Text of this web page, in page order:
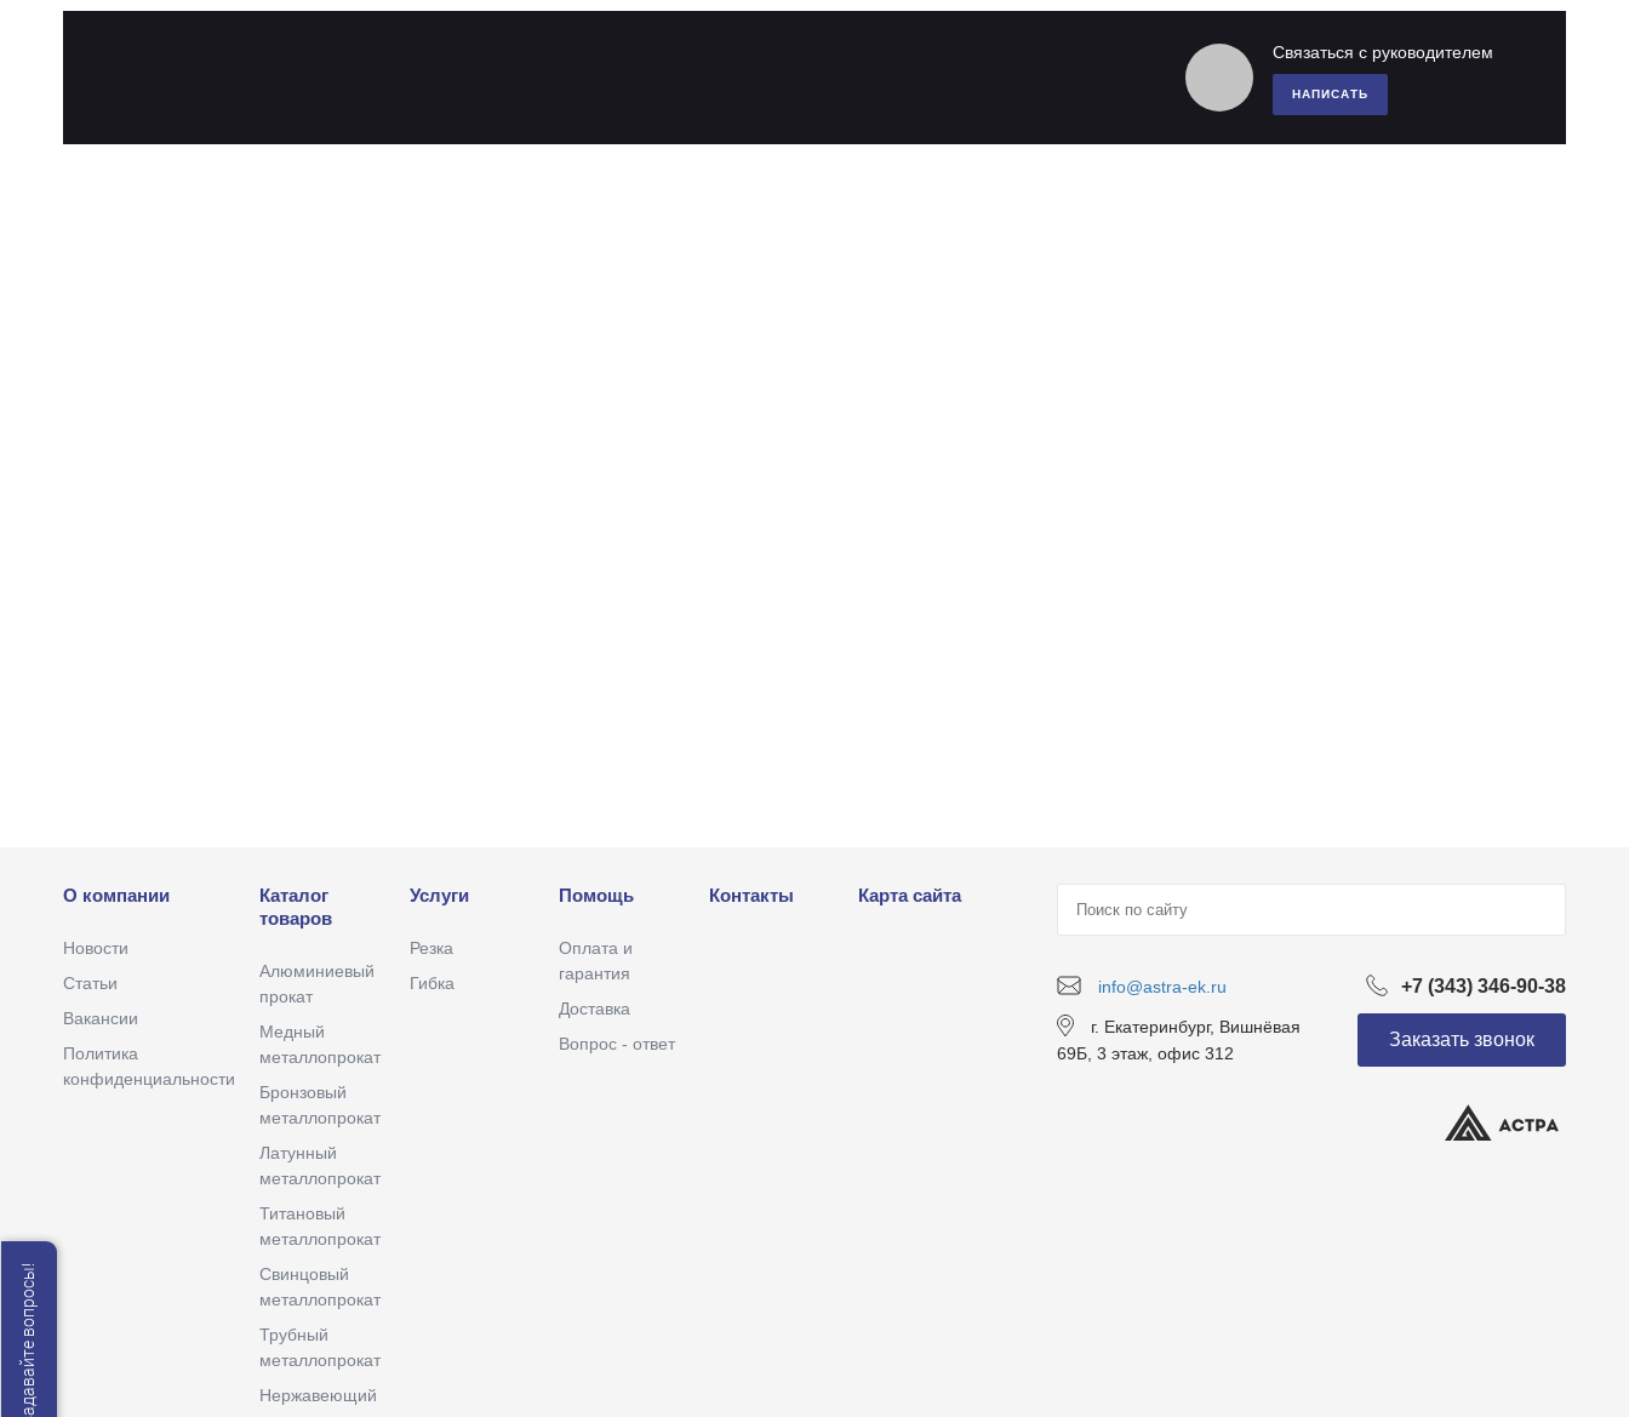
Связаться с руководителем
НАПИСАТЬ
О компании
Новости
Статьи
Вакансии
Политика
конфиденциальности
Каталог
товаров
Алюминиевый
прокат
Медный
металлопрокат
Бронзовый
металлопрокат
Латунный
металлопрокат
Титановый
металлопрокат
Свинцовый
металлопрокат
Трубный
металлопрокат
Нержавеющий
Услуги
Резка
Гибка
Помощь
Оплата и
гарантия
Доставка
Вопрос - ответ
Контакты Карта сайта
info@astra-ek.ru +7 (343) 346-90-38
г. Екатеринбург, Вишнёвая
69Б, 3 этаж, офис 312
Заказать звонок